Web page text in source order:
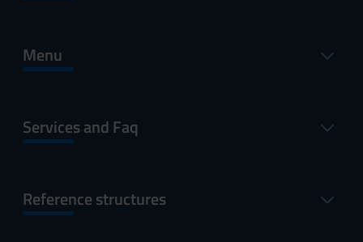
Menu
Services and Faq
Reference structures